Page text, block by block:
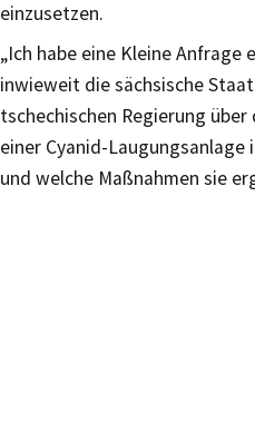
einzusetzen.
„Ich habe eine Kleine Anfrage
inwieweit die sächsische
tschechischen Regierung
einer Cyanid-
und welche Maßnahmen sie